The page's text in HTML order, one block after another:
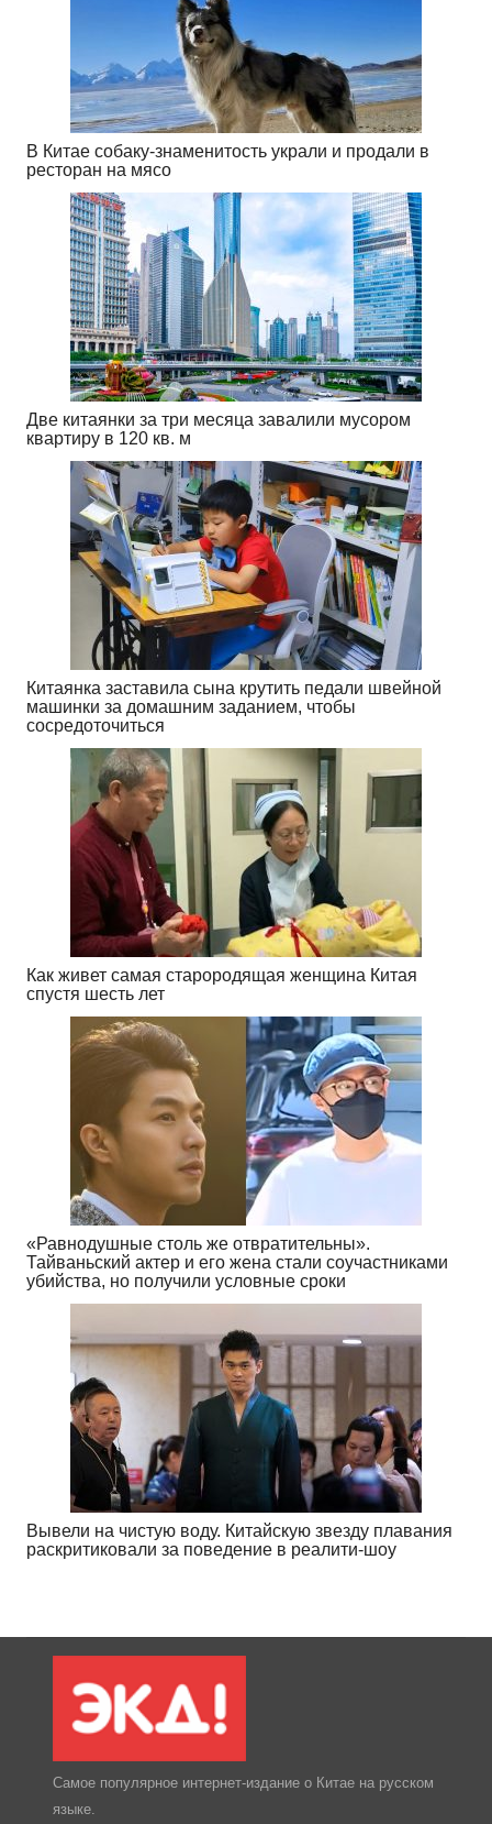
В Китае собаку-знаменитость украли и продали в
ресторан на мясо
Две китаянки за три месяца завалили мусором
квартиру в 120 кв. м
Китаянка заставила сына крутить педали швейной
машинки за домашним заданием, чтобы
сосредоточиться
Как живет самая старородящая женщина Китая
спустя шесть лет
«Равнодушные столь же отвратительны».
Тайваньский актер и его жена стали соучастниками
убийства, но получили условные сроки
Вывели на чистую воду. Китайскую звезду плавания
раскритиковали за поведение в реалити-шоу
Самое популярное интернет-издание о Китае на русском
языке.